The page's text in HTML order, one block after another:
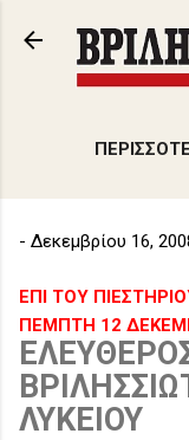
- Δεκεμβρίου 16,
ΕΠΙ ΤΟΥ
ΠΕΜΠΤΗ 12
ΛΥΚΕΙΟΥ